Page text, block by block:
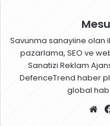
Savunma sanayiine olan
pazarlama, SEO ve
Sanatizi Reklam
DefenceTrend haber
global